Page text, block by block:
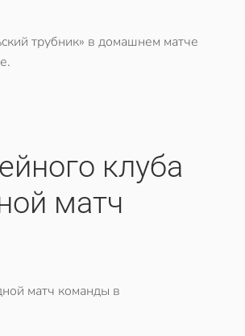
трубник» в домашнем матче
клуба
матч
матч команды в